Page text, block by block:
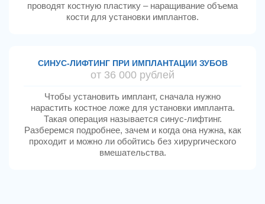
проводят костную пластику – наращивание объема
кости для установки имплантов.
СИНУС-ЛИФТИНГ ПРИ ИМПЛАНТАЦИИ ЗУБОВ
от 36 000 рублей
Чтобы установить имплант, сначала нужно
нарастить костное ложе для установки импланта.
Такая операция называется синус-лифтинг.
Разберемся подробнее, зачем и когда она нужна, как
проходит и можно ли обойтись без хирургического
вмешательства.